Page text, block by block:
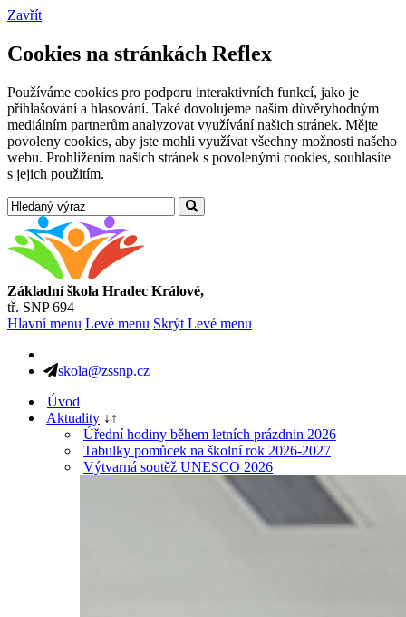
Zavřít
Cookies na stránkách Reflex
Používáme cookies pro podporu interaktivních funkcí, jako je
přihlašování a hlasování. Také dovolujeme našim důvěryhodným
mediálním partnerům analyzovat využívání našich stránek. Mějte
povoleny cookies, aby jste mohli využívat všechny možnosti našeho
webu. Prohlížením našich stránek s povolenými cookies, souhlasíte
s jejich použitím.
Základní škola Hradec Králové,
tř. SNP 694
Hlavní menu Levé menu Skrýt Levé menu
skola@zssnp.cz
Úvod
Aktuality ↓ ↑
Úřední hodiny během letních prázdnin 2026
Tabulky pomůcek na školní rok 2026-2027
Výtvarná soutěž UNESCO 2026